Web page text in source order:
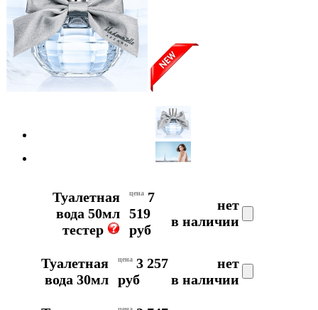
Туалетная
вода 50мл
тестер
цена 7
519
руб
нет
в наличии
Туалетная
вода 30мл
цена 3 257
руб
нет
в наличии